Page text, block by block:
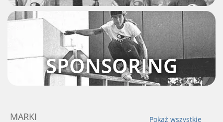
SPONSORING
Pokaż wszystkie
MARKI